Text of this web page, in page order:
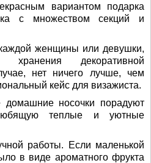
вариантом подарка
с множеством секций и
женщины или девушки,
хранения декоративной
нет ничего лучше, чем
кейс для визажиста.
домашние носочки порадуют
теплые и уютные
работы. Если маленькой
в виде ароматного фрукта